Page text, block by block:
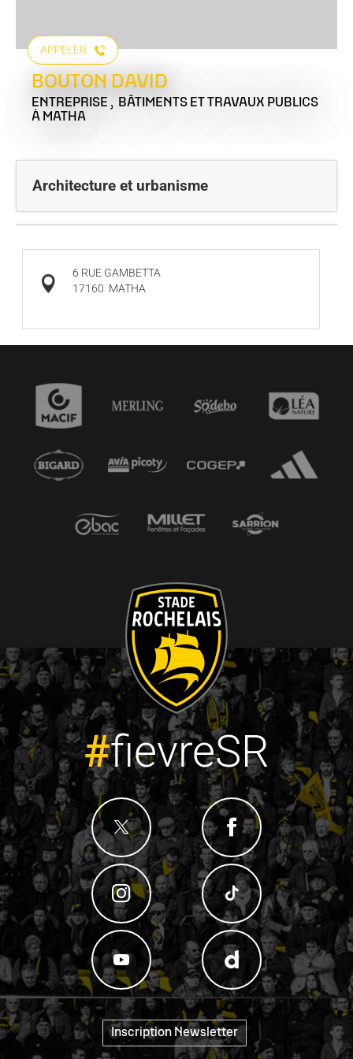
APPELER
BOUTON DAVID
ENTREPRISE , BÂTIMENTS ET TRAVAUX PUBLICS
À MATHA
Architecture et urbanisme
6 RUE GAMBETTA
17160 MATHA
#fievreSR
Inscription Newsletter "